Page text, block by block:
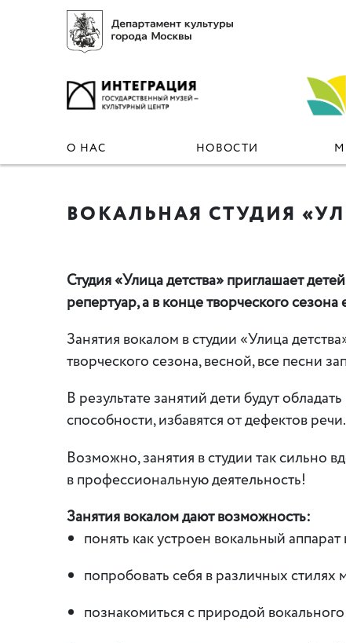
О НАС НОВОСТИ
ВОКАЛЬНАЯ СТУДИЯ
Студия«Улица детства» приглашает
репертуар, а в конце творческого
Занятия вокалом в студии «Улица
творческого сезона, весной, все песни
В результате занятий дети будут
способности, избавятся от дефектов речи.
Возможно, занятия в студии так сильно
в профессиональную деятельность!
Занятия вокалом дают возможность:
понять как устроен вокальный
попробовать себя в различных стилях
познакомиться с природой